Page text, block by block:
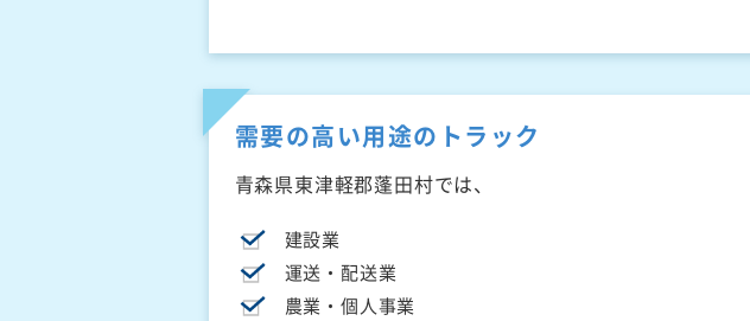
需要の高い用途のトラック
青森県東津軽郡蓬田村では、
建設業
運送・配送業
農業・個人事業